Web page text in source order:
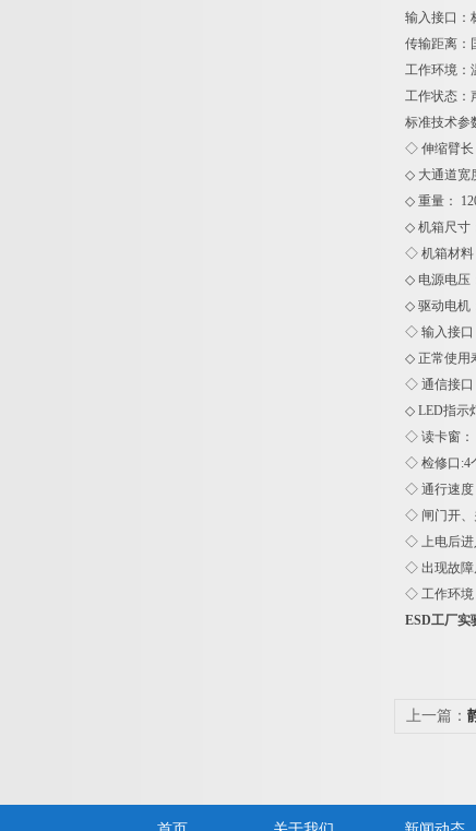
输入接口：
传输距离：
工作环境：
工作状态：
标
◇ 伸缩臂长
◇ 大通道宽
◇ 重量：
◇ 机箱尺寸
◇ 机箱材料
◇ 电源电压
◇ 驱动电机
◇ 输入接口
◇ 正常使用
◇ 通信接口
◇ LED指示
◇ 读卡窗：
◇ 检修口:4
◇ 通行速度
◇ 闸门开、
◇ 上电后进
◇ 出现故障
◇ 工作环境
ESD工厂实
上一篇：